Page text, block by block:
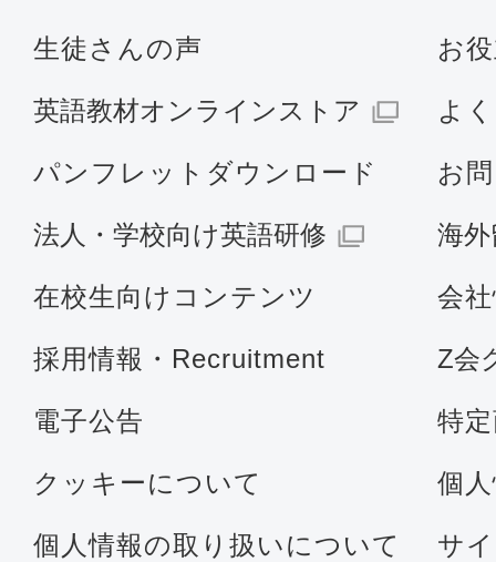
生徒さんの声 お
英語教材オンラインストア よ
パンフレットダウンロード お
法人・学校向け英語研修 海
在校生向けコンテンツ 会
採用情報・Recruitment Z会
電子公告 特
クッキーについて 個
個人情報の取り扱いについて サ